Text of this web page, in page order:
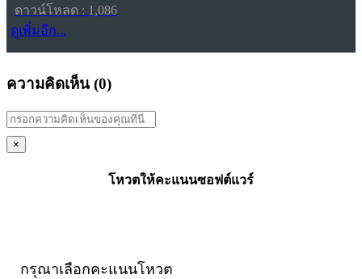
ดาวน์โหลด : 1,086
ดูเพิ่มอีก...
ความคิดเห็น (0)
×
โหวตให้คะแนนซอฟต์แวร์
กรุณาเลือกคะแนนโหวต